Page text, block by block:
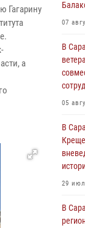
Гагарину
а
07
В
05
В
29
В